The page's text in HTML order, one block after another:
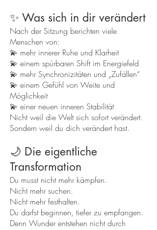
✨ Was sich in dir verändert
Nach der Sitzung berichten viele
Menschen von:
💫 mehr innerer Ruhe und Klarheit
💫 einem spürbaren Shift im Energiefeld
💫 mehr Synchronizitäten und „Zufällen“
💫 einem Gefühl von Weite und
Möglichkeit
💫 einer neuen inneren Stabilität
Nicht weil die Welt sich sofort verändert.
Sondern weil du dich verändert hast.
🌙 Die eigentliche
Transformation
Du musst nicht mehr kämpfen.
Nicht mehr suchen.
Nicht mehr festhalten.
Du darfst beginnen, tiefer zu empfangen.
Denn Wunder entstehen nicht durch